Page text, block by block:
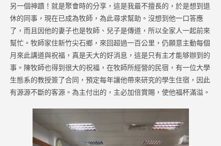
另一個神蹟！就是聚會時的分享，這是我最不擅長的，於是想到退
休的同事，現在已成為牧師，為此尋求幫助。沒想到他一口答應
了，而且因他的妻子也是牧師、兒子是傳道，所以全家人一起前來
幫忙。牧師家住新竹尖石鄉，來回超過一百公里，仍願意主動每個
月來此講道與祝福，真是天大的好消息，這是只有主才能够辦到的
事。陳牧師也得到很大的祝福，在牧師所經營的民宿，有一位大學
生態系的教授簽了合同，預定每年讓他帶來研究的學生住宿，因此
有源源不斷的客源。為主付出的，主必加倍賞賜，使他福杯滿溢。